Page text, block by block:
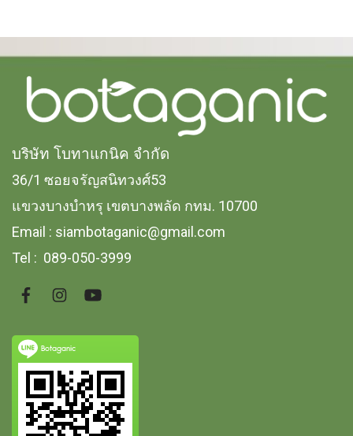
บริษัท โบทาแกนิค จํากัด
36/1 ซอยจรัญสนิทวงศ์53
แขวงบางบำหรุ เขตบางพลัด กทม. 10700
Email : siambotaganic@gmail.com
Tel : 089-050-3999
Botaganic